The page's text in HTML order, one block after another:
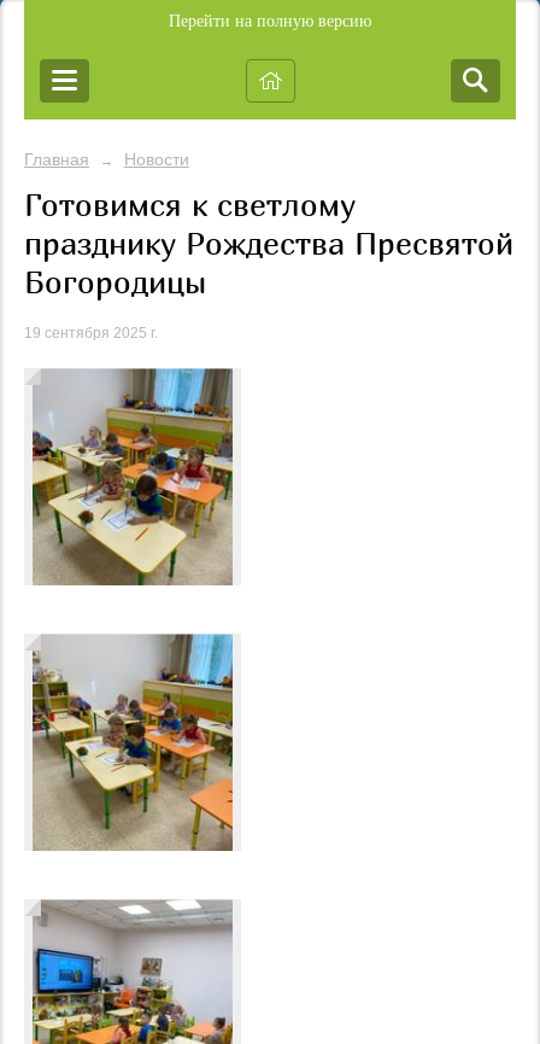
Перейти на полную версию
Главная → Новости
Готовимся к светлому
празднику Рождества Пресвятой
Богородицы
19 сентября 2025 г.